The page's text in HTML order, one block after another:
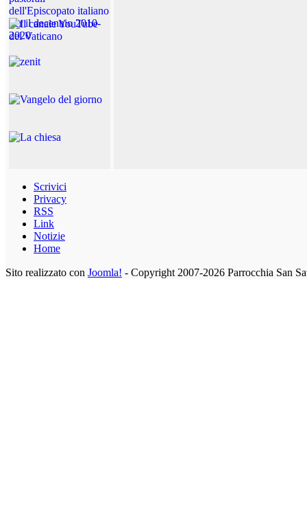
Scrivici
Privacy
RSS
Link
Notizie
Home
Sito realizzato con Joomla! - Copyright 2007-2026 Parrocchia San